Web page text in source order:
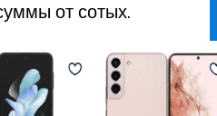
от сотых.